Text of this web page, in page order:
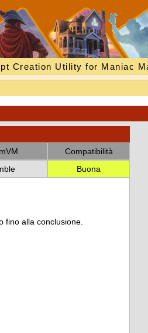
Creation Utility for Maniac
Compatibilità
Buona
fino alla conclusione.